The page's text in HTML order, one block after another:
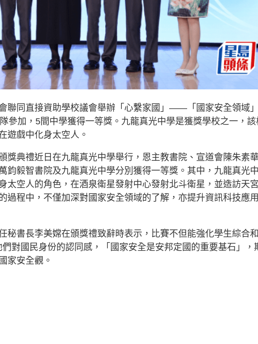
聯同直接資助學校議會舉辦「心繫家國」——「國家安全領域
參加，5間中學獲得一等獎。九龍真光中學是獲獎學校之一，該
遊戲中化身太空人。
獎典禮近日在九龍真光中學舉行，恩主教書院、宣道會陳朱素
鈞毅智書院及九龍真光中學分別獲得一等獎。其中，九龍真光
太空人的角色，在酒泉衛星發射中心發射北斗衛星，並造訪天
過程中，不僅加深對國家安全領域的了解，亦提升資訊科技應
秘書長李美嫦在頒獎禮致辭時表示，比賽不但能強化學生綜合
對國民身份的認同感，「國家安全是安邦定國的重要基石」，
家安全觀。